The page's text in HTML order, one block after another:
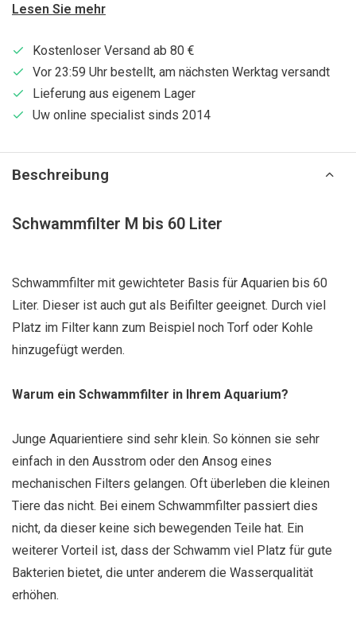
Lesen Sie mehr
Kostenloser Versand ab 80 €
Vor 23:59 Uhr bestellt, am nächsten Werktag versandt
Lieferung aus eigenem Lager
Uw online specialist sinds 2014
Beschreibung
Schwammfilter M bis 60 Liter
Schwammfilter mit gewichteter Basis für Aquarien bis 60
Liter. Dieser ist auch gut als Beifilter geeignet. Durch viel
Platz im Filter kann zum Beispiel noch Torf oder Kohle
hinzugefügt werden.
Warum ein Schwammfilter in Ihrem Aquarium?
Junge Aquarientiere sind sehr klein. So können sie sehr
einfach in den Ausstrom oder den Ansog eines
mechanischen Filters gelangen. Oft überleben die kleinen
Tiere das nicht. Bei einem Schwammfilter passiert dies
nicht, da dieser keine sich bewegenden Teile hat. Ein
weiterer Vorteil ist, dass der Schwamm viel Platz für gute
Bakterien bietet, die unter anderem die Wasserqualität
erhöhen.